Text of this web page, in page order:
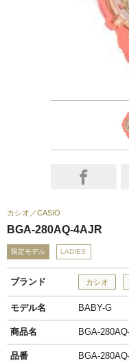
カシオ CASIO
BGA-280AQ-4AJR
限定モデル LADIES'
ブランド カシオ
モデル名 BABY-G
商品名 BGA-
品番 BGA-